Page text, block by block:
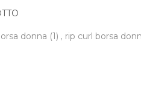
donna (1) , rip curl borsa